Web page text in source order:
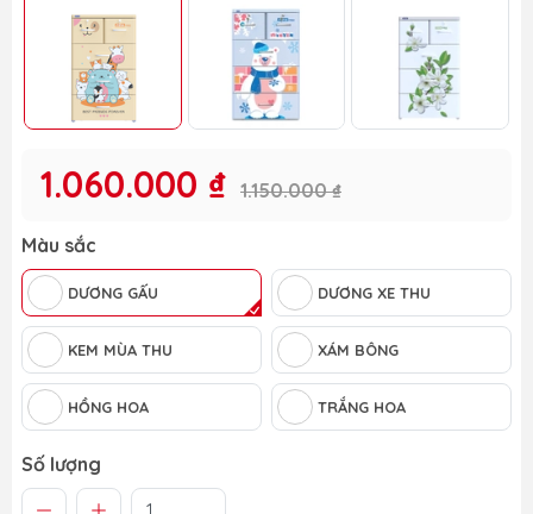
1.060.000 ₫ 1.150.000 ₫
Màu sắc
DƯƠNG GẤU DƯƠNG XE THU
KEM MÙA THU XÁM BÔNG
HỒNG HOA TRẮNG HOA
Số lượng